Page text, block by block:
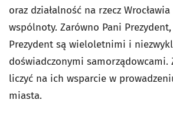
oraz działalność na rzecz
wspólnoty. Zarówno Pani
Prezydent są wieloletnimi i
doświadczonymi samorządowcami.
liczyć na ich wsparcie w
miasta.